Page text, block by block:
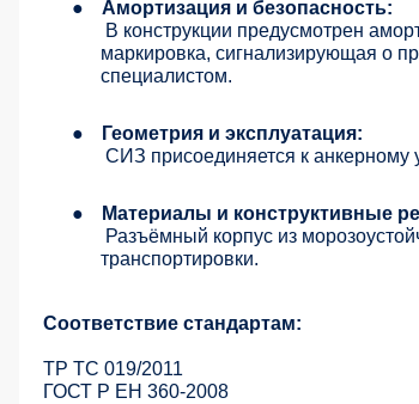
●
Амортизация и безопасность:
В конструкции предусмотрен
маркировка, сигнализирующая о
специалистом.
●
Геометрия и эксплуатация:
СИЗ присоединяется к анкерному
●
Материалы и конструктивные
Разъёмный корпус из
транспортировки.
Соответствие стандартам:
ТР ТС 019/2011
ГОСТ Р ЕН 360-2008